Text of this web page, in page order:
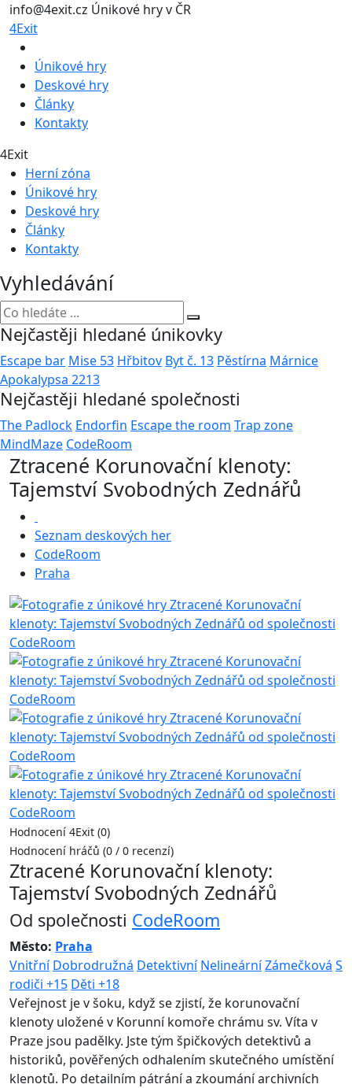
info@4exit.cz Únikové hry v ČR
4Exit
Únikové hry
Deskové hry
Články
Kontakty
4Exit
Herní zóna
Únikové hry
Deskové hry
Články
Kontakty
Vyhledávání
Nejčastěji hledané únikovky
Escape bar Mise 53 Hřbitov Byt č. 13 Pěstírna Márnice
Apokalypsa 2213
Nejčastěji hledané společnosti
The Padlock Endorfin Escape the room Trap zone
MindMaze CodeRoom
Ztracené Korunovační klenoty:
Tajemství Svobodných Zednářů
Seznam deskových her
CodeRoom
Praha
Hodnocení 4Exit (0)
Hodnocení hráčů (0 / 0 recenzí)
Ztracené Korunovační klenoty:
Tajemství Svobodných Zednářů
Od společnosti CodeRoom
Město: Praha
Vnitřní Dobrodružná Detektivní NelineárníZámečková S
rodiči +15 Děti +18
Veřejnost je v šoku, když se zjistí, že korunovační
klenoty uložené v Korunní komoře chrámu sv. Víta v
Praze jsou padělky. Jste tým špičkových detektivů a
historiků, pověřených odhalením skutečného umístění
klenotů. Po detailním pátrání a zkoumání archivních